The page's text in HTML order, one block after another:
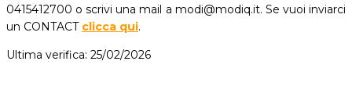
0415412700 o scrivi una mail a modi@modiq.it. Se vuoi inviarci
un CONTACT clicca qui.
Ultima verifica: 25/02/2026